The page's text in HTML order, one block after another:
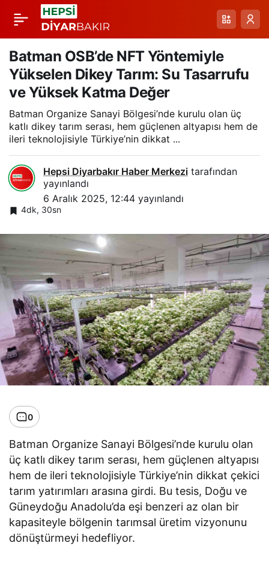
Batman OSB’de NFT Yöntemiyle
Yükselen Dikey Tarım: Su Tasarrufu
ve Yüksek Katma Değer
Batman Organize Sanayi Bölgesi’nde kurulu olan üç
katlı dikey tarım serası, hem güçlenen altyapısı hem de
ileri teknolojisiyle Türkiye’nin dikkat ...
Hepsi Diyarbakır Haber Merkezi tarafından
yayınlandı
6 Aralık 2025, 12:44 yayınlandı
4dk, 30sn
0
Batman Organize Sanayi Bölgesi’nde kurulu olan
üç katlı dikey tarım serası, hem güçlenen altyapısı
hem de ileri teknolojisiyle Türkiye’nin dikkat çekici
tarım yatırımları arasına girdi. Bu tesis, Doğu ve
Güneydoğu Anadolu’da eşi benzeri az olan bir
kapasiteyle bölgenin tarımsal üretim vizyonunu
dönüştürmeyi hedefliyor.
Okullar Bölgesi’ndeki
Elektrik Direkleri İçin
Acil Değişim Çağrısı:
Modernizasyon ve
Yeraltı Altyapısı Talebi
Paylaş